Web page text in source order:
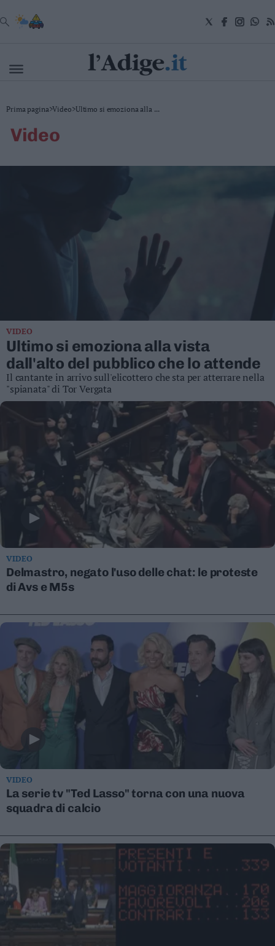
VAI
Attualità
Economia
Spettacoli
Trento
Rovereto
Pergine
Riva
–
–
Ledro
Lavis
Rotaliana
dei
Laghi
Valsugana
–
Primiero
Non
Sole
Fiemme
Fassa
Giudicarie
–
Südtirol
Dolomiti
Leggi/Abbonati
Newsletter
Bazar
Casa
Prima pagina>Video>Ultimo si emoziona alla ...
video
VIDEO
Ultimo si emoziona alla vista
dall'alto del pubblico che lo attende
Il cantante in arrivo sull'elicottero che sta per atterrare nella
"spianata" di Tor Vergata
VIDEO
Delmastro, negato l'uso delle chat: le proteste
di Avs e M5s
VIDEO
La serie tv "Ted Lasso" torna con una nuova
squadra di calcio